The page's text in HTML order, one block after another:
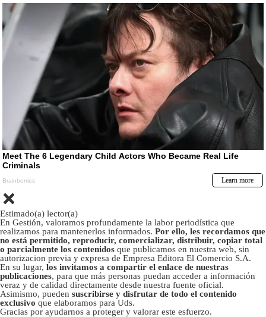
Estimado(a) lector(a)
En Gestión, valoramos profundamente la labor periodística que
realizamos para mantenerlos informados. Por ello, les recordamos que
no está permitido, reproducir, comercializar, distribuir, copiar total
o parcialmente los contenidos que publicamos en nuestra web, sin
autorizacion previa y expresa de Empresa Editora El Comercio S.A.
En su lugar, los invitamos a compartir el enlace de nuestras
publicaciones, para que más personas puedan acceder a información
veraz y de calidad directamente desde nuestra fuente oficial.
Asimismo, pueden suscribirse y disfrutar de todo el contenido
exclusivo que elaboramos para Uds.
Gracias por ayudarnos a proteger y valorar este esfuerzo.